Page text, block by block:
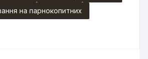
на парнокопитних